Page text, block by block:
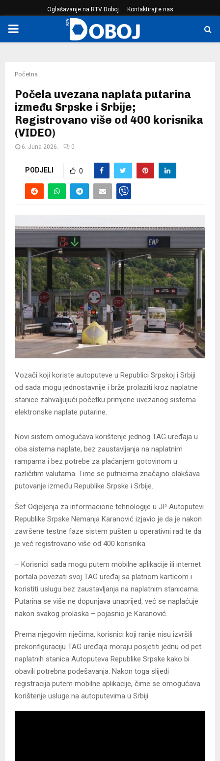
Oglašavanje na RTV Doboj Kontaktirajte nas
PRIMARY
Početna
Počela uvezana naplata putarina
između Srpske i Srbije;
Registrovano više od 400 korisnika
(VIDEO)
6. Juna 2026. 0
PODJELI 0
Vozači koji koriste autoputeve u Republici Srpskoj i Srbiji
od sada mogu jednostavnije i brže prolaziti kroz naplatne
stanice zahvaljujući početku primjene uvezanog sistema
elektronske naplate putarine.
Novi sistem omogućava korištenje jednog TAG uređaja u
oba sistema naplate, bez zaustavljanja na naplatnim
rampama i bez potrebe za plaćanjem gotovinom u
različitim valutama. Time se putnicima značajno olakšava
putovanje između Republike Srpske i Srbije.
Šef Odjeljenja za informacione tehnologije u ЈP Autoputevi
Republike Srpske Nemanja Karanović izjavio je da je nakon
završene testne faze sistem pušten u operativni rad te da
je već registrovano više od 400 korisnika.
– Korisnici sada mogu putem mobilne aplikacije ili internet
portala povezati svoj TAG uređaj sa platnom karticom i
koristiti uslugu bez zaustavljanja na naplatnim stanicama.
Putarina se više ne dopunjava unaprijed, već se naplaćuje
nakon svakog prolaska – pojasnio je Karanović.
Prema njegovim riječima, korisnici koji ranije nisu izvršili
prekonfiguraciju TAG uređaja moraju posjetiti jednu od pet
naplatnih stanica Autoputeva Republike Srpske kako bi
obavili potrebna podešavanja. Nakon toga slijedi
registracija putem mobilne aplikacije, čime se omogućava
korištenje usluge na autoputevima u Srbiji.